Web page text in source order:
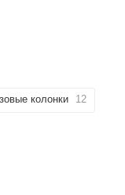
колонки 12